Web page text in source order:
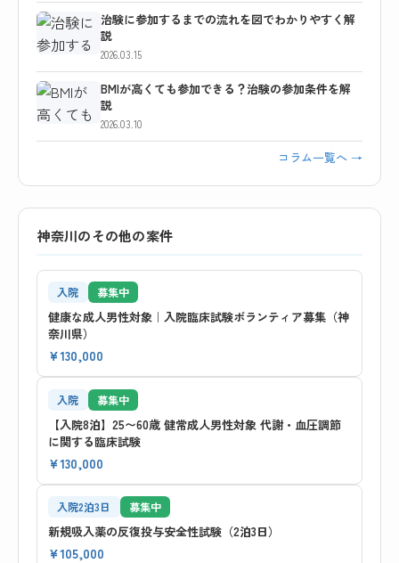
治験に参加するまでの流れを図でわかりやすく解
説
2026.03.15
BMIが高くても参加できる？治験の参加条件を解
説
2026.03.10
コラム一覧へ →
神奈川のその他の案件
入院 募集中
健康な成人男性対象｜入院臨床試験ボランティア募集（神
奈川県）
¥130,000
入院 募集中
【入院8泊】25〜60歳 健常成人男性対象 代謝・血圧調節
に関する臨床試験
¥130,000
入院2泊3日 募集中
新規吸入薬の反復投与安全性試験（2泊3日）
¥105,000